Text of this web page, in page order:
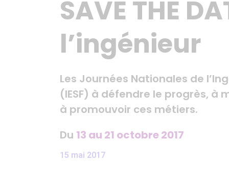
SAVE THE
l’ingénieur
Les Journées Nationales de
(IESF) à défendre le progrès, à
à promouvoir ces métiers.
Du 13 au 21 octobre 2017
15 mai 2017